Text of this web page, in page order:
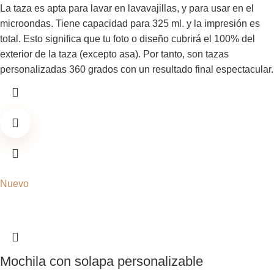
La taza es apta para lavar en lavavajillas, y para usar en el
microondas. Tiene capacidad para 325 ml. y la impresión es
total. Esto significa que tu foto o diseño cubrirá el 100% del
exterior de la taza (excepto asa). Por tanto, son tazas
personalizadas 360 grados con un resultado final espectacular.
Nuevo
Mochila con solapa personalizable